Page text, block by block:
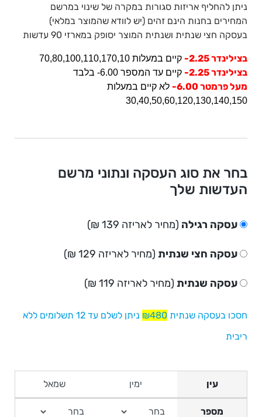
ניתן להחליף אריזות סגורות במקרה של שינוי במרשם
המחירים בחנות הינם זהים (יש לוודא שהמוצר במלאי)
בעסקה חצי שנתית ושנתית המוצר יסופק במארזי 90 עדשות
בצילינדר 2.25- קיים במעלות 70,80,100,110,170,10
בצילינדר 2.25- קיים עד המספר 6.00- בלבד
מעל פרמטר 6.00-
לא קיים במעלות
30,40,50,60,120,130,140,150
בחר את סוג העסקה ונתוני מרשם
העדשות שלך
עסקה רגילה (מחיר לאריזה 139 ₪)
עסקה חצי שנתית (מחיר לאריזה 129 ₪)
עסקה שנתית (מחיר לאריזה 119 ₪)
חסכו בעסקה שנתית ₪480
ניתן לשלם עד 12 תשלומים ללא
ריבית
עין
מספר